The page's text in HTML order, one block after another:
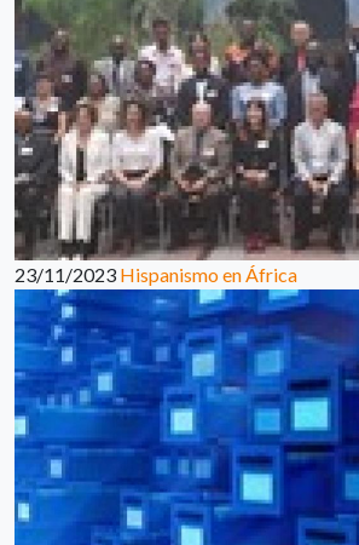
23/11/2023 Hispanismo en África